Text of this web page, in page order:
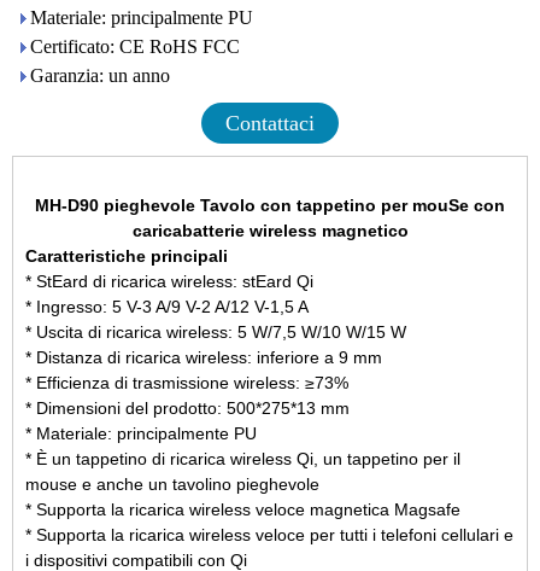
Materiale: principalmente PU
Certificato: CE RoHS FCC
Garanzia: un anno
Contattaci
MH-D90 pieghevole Tavolo con tappetino per mouSe con
caricabatterie wireless magnetico
Caratteristiche principali
* StEard di ricarica wireless: stEard Qi
* Ingresso: 5 V-3 A/9 V-2 A/12 V-1,5 A
* Uscita di ricarica wireless: 5 W/7,5 W/10 W/15 W
* Distanza di ricarica wireless: inferiore a 9 mm
* Efficienza di trasmissione wireless: ≥73%
* Dimensioni del prodotto: 500*275*13 mm
* Materiale: principalmente PU
* È un tappetino di ricarica wireless Qi, un tappetino per il
mouse e anche un tavolino pieghevole
* Supporta la ricarica wireless veloce magnetica Magsafe
* Supporta la ricarica wireless veloce per tutti i telefoni cellulari e
i dispositivi compatibili con Qi